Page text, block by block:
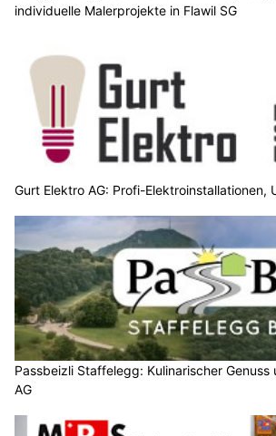
individuelle Malerprojekte in Flawil SG
Gurt Elektro AG: Profi-Elektroinstallationen,
Passbeizli Staffelegg: Kulinarischer Genuss
AG